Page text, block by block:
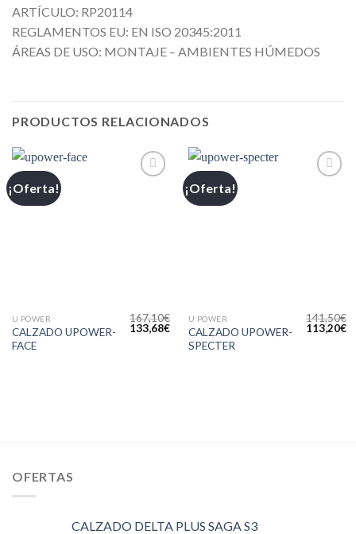
ARTÍCULO: RP20114
REGLAMENTOS EU: EN ISO 20345:2011
ÁREAS DE USO: MONTAJE – AMBIENTES HÚMEDOS
PRODUCTOS RELACIONADOS
¡Oferta!
U POWER
CALZADO UPOWER-
FACE
167,10€
133,68€
¡Oferta!
U POWER
CALZADO UPOWER-
SPECTER
141,50€
113,20€
OFERTAS
CALZADO DELTA PLUS SAGA S3